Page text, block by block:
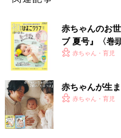
赤ちゃんのお
ブ 夏号』〈巻
く！ おっぱい
赤ちゃん・育児
赤ちゃんが生
赤ちゃん・育児